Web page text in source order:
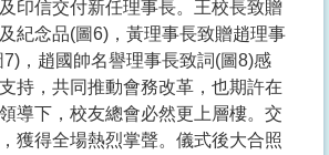
印信交付新任理事長。王校長致贈
紀念品(圖6)，黃理事長致贈趙理事
，趙國帥名譽理事長致詞(圖8)感
持，共同推動會務改革，也期許在
導下，校友總會必然更上層樓。交
獲得全場熱烈掌聲。儀式後大合照